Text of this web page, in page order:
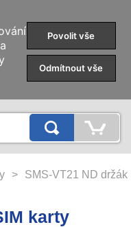
>
SMS-VT21 ND držák
karty
Povolit vše
Odmítnout vše